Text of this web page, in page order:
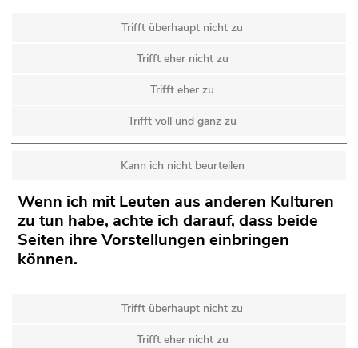
Trifft überhaupt nicht zu
Trifft eher nicht zu
Trifft eher zu
Trifft voll und ganz zu
Kann ich nicht beurteilen
Wenn ich mit Leuten aus anderen Kulturen
zu tun habe, achte ich darauf, dass beide
Seiten ihre Vorstellungen einbringen
können.
Trifft überhaupt nicht zu
Trifft eher nicht zu